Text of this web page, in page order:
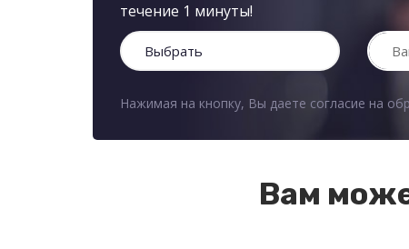
течение 1 минуты!
Нажимая на кнопку, Вы даете согласие на
Вам